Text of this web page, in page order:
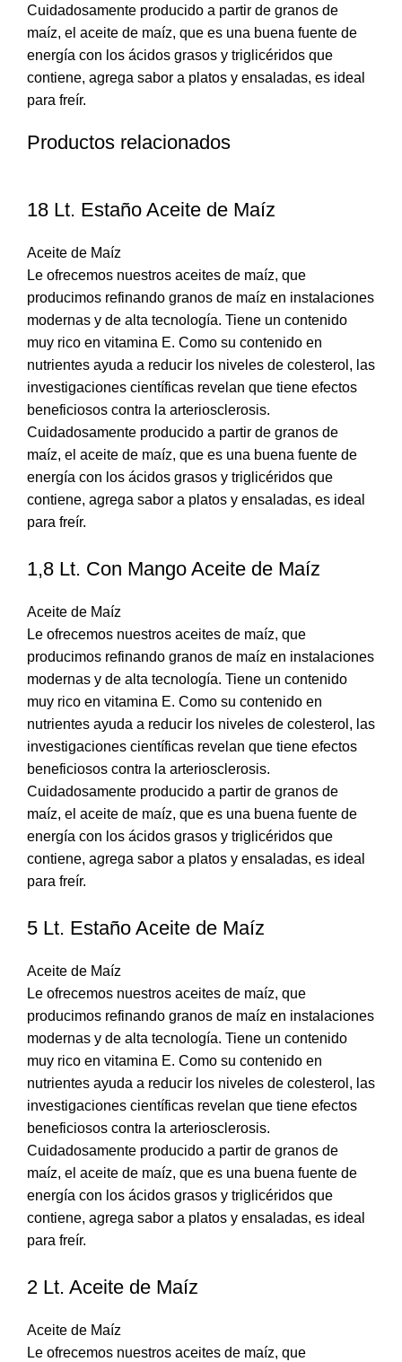
Cuidadosamente producido a partir de granos de
maíz, el aceite de maíz, que es una buena fuente de
energía con los ácidos grasos y triglicéridos que
contiene, agrega sabor a platos y ensaladas, es ideal
para freír.
Productos relacionados
18 Lt. Estaño Aceite de Maíz
Aceite de Maíz
Le ofrecemos nuestros aceites de maíz, que
producimos refinando granos de maíz en instalaciones
modernas y de alta tecnología. Tiene un contenido
muy rico en vitamina E. Como su contenido en
nutrientes ayuda a reducir los niveles de colesterol, las
investigaciones científicas revelan que tiene efectos
beneficiosos contra la arteriosclerosis.
Cuidadosamente producido a partir de granos de
maíz, el aceite de maíz, que es una buena fuente de
energía con los ácidos grasos y triglicéridos que
contiene, agrega sabor a platos y ensaladas, es ideal
para freír.
1,8 Lt. Con Mango Aceite de Maíz
Aceite de Maíz
Le ofrecemos nuestros aceites de maíz, que
producimos refinando granos de maíz en instalaciones
modernas y de alta tecnología. Tiene un contenido
muy rico en vitamina E. Como su contenido en
nutrientes ayuda a reducir los niveles de colesterol, las
investigaciones científicas revelan que tiene efectos
beneficiosos contra la arteriosclerosis.
Cuidadosamente producido a partir de granos de
maíz, el aceite de maíz, que es una buena fuente de
energía con los ácidos grasos y triglicéridos que
contiene, agrega sabor a platos y ensaladas, es ideal
para freír.
5 Lt. Estaño Aceite de Maíz
Aceite de Maíz
Le ofrecemos nuestros aceites de maíz, que
producimos refinando granos de maíz en instalaciones
modernas y de alta tecnología. Tiene un contenido
muy rico en vitamina E. Como su contenido en
nutrientes ayuda a reducir los niveles de colesterol, las
investigaciones científicas revelan que tiene efectos
beneficiosos contra la arteriosclerosis.
Cuidadosamente producido a partir de granos de
maíz, el aceite de maíz, que es una buena fuente de
energía con los ácidos grasos y triglicéridos que
contiene, agrega sabor a platos y ensaladas, es ideal
para freír.
2 Lt. Aceite de Maíz
Aceite de Maíz
Le ofrecemos nuestros aceites de maíz, que